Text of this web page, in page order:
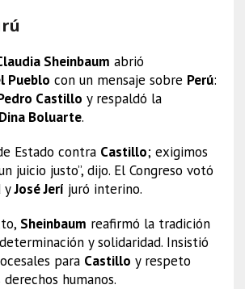
Sheinbaum abrió
Pueblo con un mensaje sobre Perú:
Castillo y respaldó la
Dina Boluarte.
Estado contra Castillo; exigimos
juicio justo”, dijo. El Congreso votó
yJosé Jerí juró interino.
Sheinbaum reafirmó la tradición
y solidaridad. Insistió
para Castillo y respeto
humanos.